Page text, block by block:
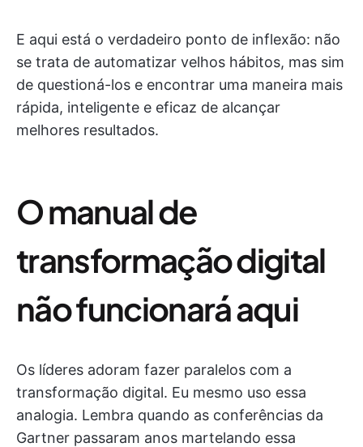
E aqui está o verdadeiro ponto de inflexão: não
se trata de automatizar velhos hábitos, mas sim
de questioná-los e encontrar uma maneira mais
rápida, inteligente e eficaz de alcançar
melhores resultados.
O manual de
transformação digital
não funcionará aqui
Os líderes adoram fazer paralelos com a
transformação digital. Eu mesmo uso essa
analogia. Lembra quando as conferências da
Gartner passaram anos martelando essa